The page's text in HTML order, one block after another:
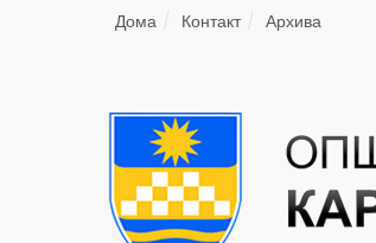
Дома Контакт Архива